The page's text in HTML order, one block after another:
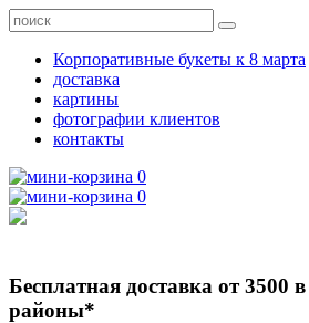
Корпоративные букеты к 8 марта
доставка
картины
фотографии клиентов
контакты
0
0
Бесплатная доставка от 3500
районы*